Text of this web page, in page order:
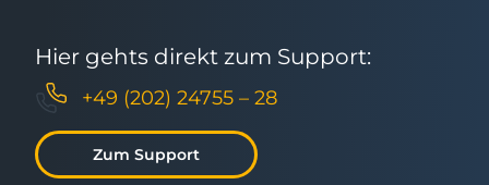
Hier gehts direkt zum Support:
+49 (202) 24755 – 28
Zum Support